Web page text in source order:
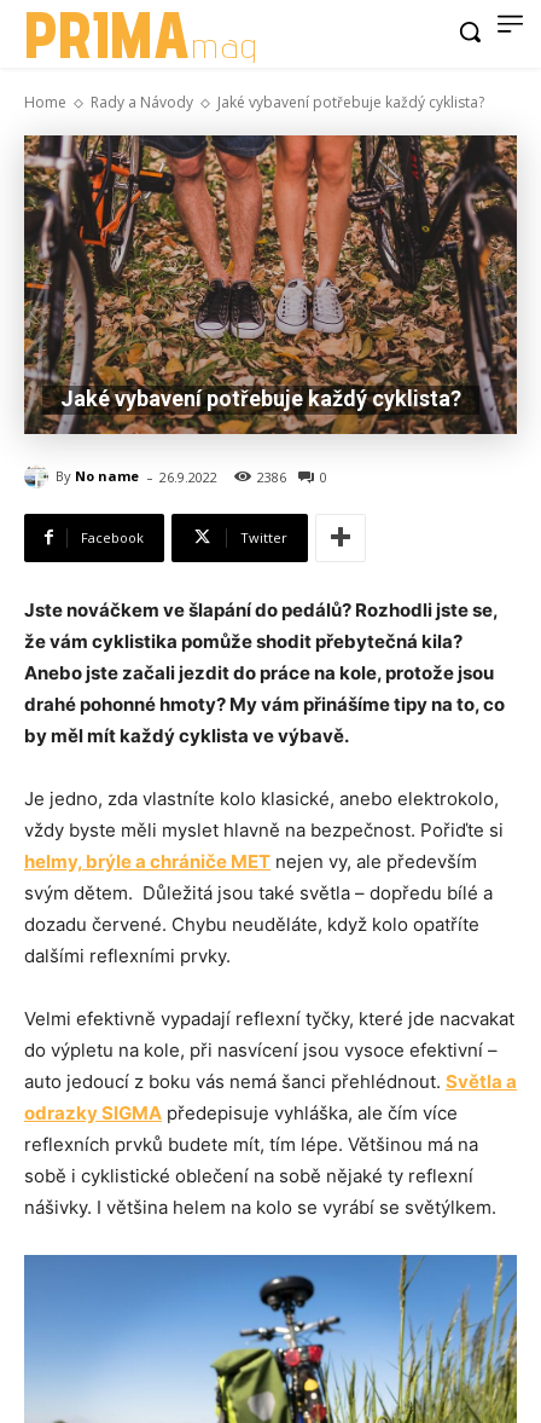
PRIMAmag
Home Rady a Návody Jaké vybavení potřebuje každý cyklista?
Jaké vybavení potřebuje každý cyklista?
By No name - 26.9.2022 2386 0
Facebook Twitter
Jste nováčkem ve šlapání do pedálů? Rozhodli jste se,
že vám cyklistika pomůže shodit přebytečná kila?
Anebo jste začali jezdit do práce na kole, protože jsou
drahé pohonné hmoty? My vám přinášíme tipy na to, co
by měl mít každý cyklista ve výbavě.
Je jedno, zda vlastníte kolo klasické, anebo elektrokolo,
vždy byste měli myslet hlavně na bezpečnost. Pořiďte si
helmy, brýle a chrániče MET nejen vy, ale především
svým dětem. Důležitá jsou také světla – dopředu bílé a
dozadu červené. Chybu neuděláte, když kolo opatříte
dalšími reflexními prvky.
Velmi efektivně vypadají reflexní tyčky, které jde nacvakat
do výpletu na kole, při nasvícení jsou vysoce efektivní –
auto jedoucí z boku vás nemá šanci přehlédnout. Světla a
odrazky SIGMA předepisuje vyhláška, ale čím více
reflexních prvků budete mít, tím lépe. Většinou má na
sobě i cyklistické oblečení na sobě nějaké ty reflexní
nášivky. I většina helem na kolo se vyrábí se světýlkem.